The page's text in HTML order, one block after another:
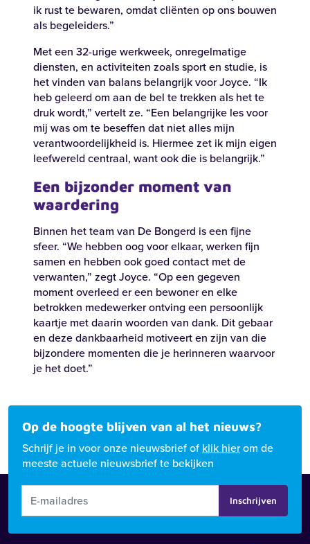
ik rust te bewaren, omdat cliënten op ons bouwen
als begeleiders.”
Met een 32-urige werkweek, onregelmatige
diensten, en activiteiten zoals sport en studie, is
het vinden van balans belangrijk voor Joyce. “Ik
heb geleerd om aan de bel te trekken als het te
druk wordt,” vertelt ze. “Een belangrijke les voor
mij was om te beseffen dat niet alles mijn
verantwoordelijkheid is. Hiermee zet ik mijn eigen
leefwereld centraal, want ook die is belangrijk.”
Een bijzonder moment van
waardering
Binnen het team van De Bongerd is een fijne
sfeer. “We hebben oog voor elkaar, werken fijn
samen en hebben ook goed contact met de
verwanten,” zegt Joyce. “Op een gegeven
moment overleed er een bewoner en elke
betrokken medewerker ontving een persoonlijk
kaartje met daarin woorden van dank. Dit gebaar
en deze dankbaarheid motiveert en zijn van die
bijzondere momenten die je herinneren waarvoor
je het doet.”
Op de hoogte blijven van al het nieuws?
Schrijf je in voor onze nieuwsbrief of klik hierom de
meeste actuele nieuwsbrief te bekijken
Inschrijven
Recente zoekopdrachten: Vacatures Werken bij